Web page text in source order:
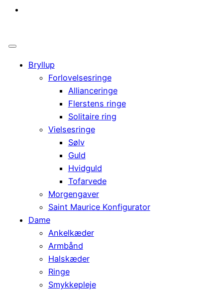
Bryllup
Forlovelsesringe
Allianceringe
Flerstens ringe
Solitaire ring
Vielsesringe
Sølv
Guld
Hvidguld
Tofarvede
Morgengaver
Saint Maurice Konfigurator
Dame
Ankelkæder
Armbånd
Halskæder
Ringe
Smykkepleje